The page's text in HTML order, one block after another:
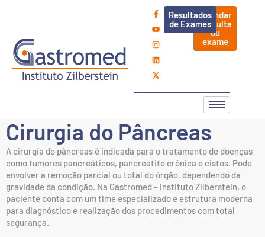
Agendar
consulta
ou
exame
Resultados
de Exames
Cirurgia do Pâncreas
A cirurgia do pâncreas é indicada para o tratamento de doenças
como tumores pancreáticos, pancreatite crônica e cistos. Pode
envolver a remoção parcial ou total do órgão, dependendo da
gravidade da condição. Na Gastromed – Instituto Zilberstein, o
paciente conta com um time especializado e estrutura moderna
para diagnóstico e realização dos procedimentos com total
segurança.